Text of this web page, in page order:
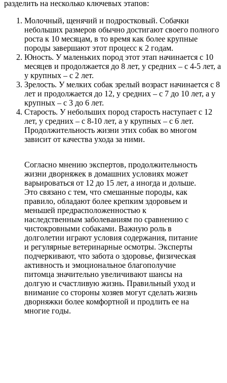
разделить на несколько ключевых этапов:
Молочный, щенячий и подростковый. Собачки
небольших размеров обычно достигают своего полного
роста к 10 месяцам, в то время как более крупные
породы завершают этот процесс к 2 годам.
Юность. У маленьких пород этот этап начинается с 10
месяцев и продолжается до 8 лет, у средних – с 4-5 лет, а
у крупных – с 2 лет.
Зрелость. У мелких собак зрелый возраст начинается с 8
лет и продолжается до 12, у средних – с 7 до 10 лет, а у
крупных – с 3 до 6 лет.
Старость. У небольших пород старость наступает с 12
лет, у средних – с 8-10 лет, а у крупных – с 6 лет.
Продолжительность жизни этих собак во многом
зависит от качества ухода за ними.
Согласно мнению экспертов, продолжительность
жизни дворняжек в домашних условиях может
варьироваться от 12 до 15 лет, а иногда и дольше.
Это связано с тем, что смешанные породы, как
правило, обладают более крепким здоровьем и
меньшей предрасположенностью к
наследственным заболеваниям по сравнению с
чистокровными собаками. Важную роль в
долголетии играют условия содержания, питание
и регулярные ветеринарные осмотры. Эксперты
подчеркивают, что забота о здоровье, физическая
активность и эмоциональное благополучие
питомца значительно увеличивают шансы на
долгую и счастливую жизнь. Правильный уход и
внимание со стороны хозяев могут сделать жизнь
дворняжки более комфортной и продлить ее на
многие годы.